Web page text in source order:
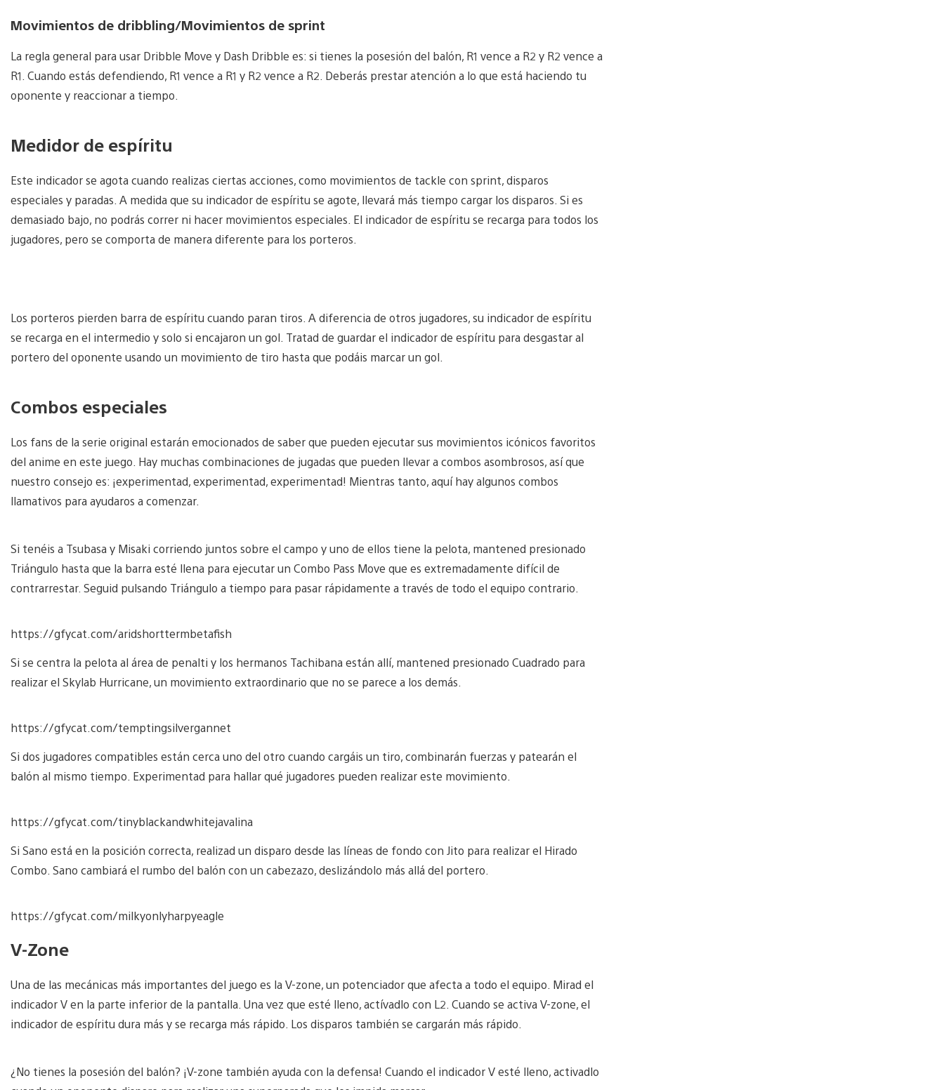
Movimientos de dribbling/Movimientos de sprint
La regla general para usar Dribble Move y Dash Dribble es: si tienes la posesión del balón, R1 vence a R2 y R2 vence a
R1. Cuando estás defendiendo, R1 vence a R1 y R2 vence a R2. Deberás prestar atención a lo que está haciendo tu
oponente y reaccionar a tiempo.
Medidor de espíritu
Este indicador se agota cuando realizas ciertas acciones, como movimientos de tackle con sprint, disparos
especiales y paradas. A medida que su indicador de espíritu se agote, llevará más tiempo cargar los disparos. Si es
demasiado bajo, no podrás correr ni hacer movimientos especiales. El indicador de espíritu se recarga para todos los
jugadores, pero se comporta de manera diferente para los porteros.
Los porteros pierden barra de espíritu cuando paran tiros. A diferencia de otros jugadores, su indicador de espíritu
se recarga en el intermedio y solo si encajaron un gol. Tratad de guardar el indicador de espíritu para desgastar al
portero del oponente usando un movimiento de tiro hasta que podáis marcar un gol.
Combos especiales
Los fans de la serie original estarán emocionados de saber que pueden ejecutar sus movimientos icónicos favoritos
del anime en este juego. Hay muchas combinaciones de jugadas que pueden llevar a combos asombrosos, así que
nuestro consejo es: ¡experimentad, experimentad, experimentad! Mientras tanto, aquí hay algunos combos
llamativos para ayudaros a comenzar.
Si tenéis a Tsubasa y Misaki corriendo juntos sobre el campo y uno de ellos tiene la pelota, mantened presionado
Triángulo hasta que la barra esté llena para ejecutar un Combo Pass Move que es extremadamente difícil de
contrarrestar. Seguid pulsando Triángulo a tiempo para pasar rápidamente a través de todo el equipo contrario.
https://gfycat.com/aridshorttermbetafish
Si se centra la pelota al área de penalti y los hermanos Tachibana están allí, mantened presionado Cuadrado para
realizar el Skylab Hurricane, un movimiento extraordinario que no se parece a los demás.
https://gfycat.com/temptingsilvergannet
Si dos jugadores compatibles están cerca uno del otro cuando cargáis un tiro, combinarán fuerzas y patearán el
balón al mismo tiempo. Experimentad para hallar qué jugadores pueden realizar este movimiento.
https://gfycat.com/tinyblackandwhitejavalina
Si Sano está en la posición correcta, realizad un disparo desde las líneas de fondo con Jito para realizar el Hirado
Combo. Sano cambiará el rumbo del balón con un cabezazo, deslizándolo más allá del portero.
https://gfycat.com/milkyonlyharpyeagle
V-Zone
Una de las mecánicas más importantes del juego es la V-zone, un potenciador que afecta a todo el equipo. Mirad el
indicador V en la parte inferior de la pantalla. Una vez que esté lleno, actívadlo con L2. Cuando se activa V-zone, el
indicador de espíritu dura más y se recarga más rápido. Los disparos también se cargarán más rápido.
¿No tienes la posesión del balón? ¡V-zone también ayuda con la defensa! Cuando el indicador V esté lleno, activadlo